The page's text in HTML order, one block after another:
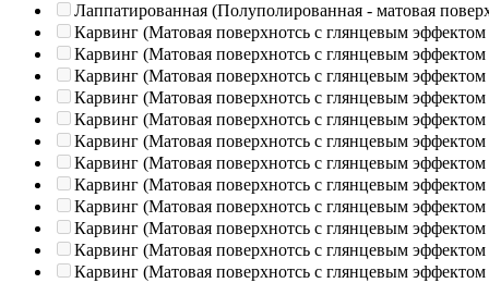
Лаппатированная (Полуполированная - матовая
Карвинг (Матовая поверхнотсь с глянцевым эффектом
Карвинг (Матовая поверхнотсь с глянцевым эффектом
Карвинг (Матовая поверхнотсь с глянцевым эффектом
Карвинг (Матовая поверхнотсь с глянцевым эффектом
Карвинг (Матовая поверхнотсь с глянцевым эффектом
Карвинг (Матовая поверхнотсь с глянцевым эффектом
Карвинг (Матовая поверхнотсь с глянцевым эффектом
Карвинг (Матовая поверхнотсь с глянцевым эффектом
Карвинг (Матовая поверхнотсь с глянцевым эффектом
Карвинг (Матовая поверхнотсь с глянцевым эффектом
Карвинг (Матовая поверхнотсь с глянцевым эффектом
Карвинг (Матовая поверхнотсь с глянцевым эффектом